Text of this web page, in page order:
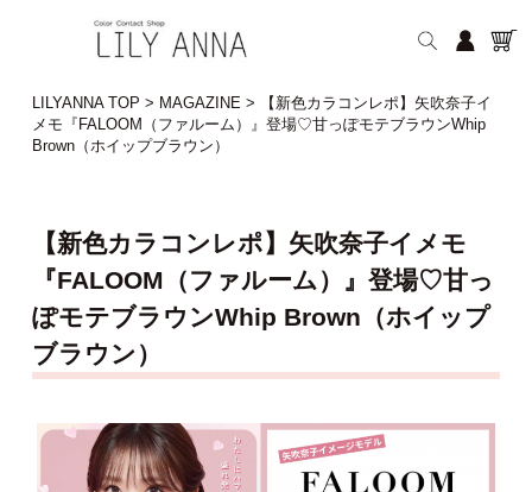
LILYANNA TOP > MAGAZINE>
【新色カラコンレポ】矢吹奈子イ
メモ『FALOOM（ファルーム）』登場♡甘っぽモテブラウンWhip
Brown（ホイップブラウン）
【新色カラコンレポ】矢吹奈子イメモ
『FALOOM（ファルーム）』登場♡甘っ
ぽモテブラウンWhip Brown（ホイップ
ブラウン）